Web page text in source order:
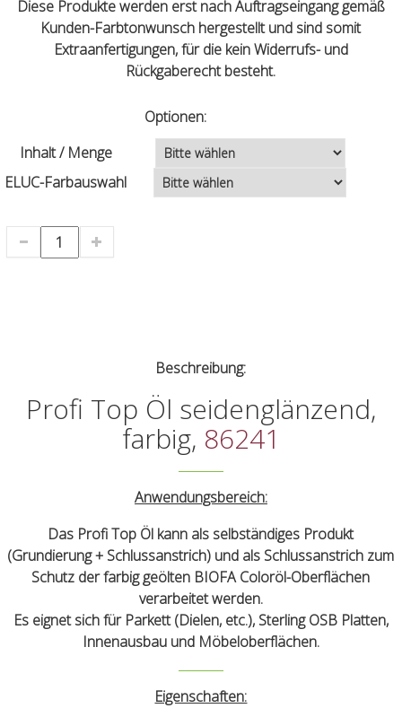
Diese Produkte werden erst nach Auftragseingang gemäß
Kunden-Farbtonwunsch hergestellt und sind somit
Extraanfertigungen, für die kein Widerrufs- und
Rückgaberecht besteht.
Optionen:
Inhalt / Menge
ELUC-Farbauswahl
Beschreibung:
Profi Top Öl seidenglänzend,
farbig, 86241
Anwendungsbereich:
Das Profi Top Öl kann als selbständiges Produkt
(Grundierung + Schlussanstrich) und als Schlussanstrich zum
Schutz der farbig geölten BIOFA Coloröl-Oberflächen
verarbeitet werden.
Es eignet sich für Parkett (Dielen, etc.), Sterling OSB Platten,
Innenausbau und Möbeloberflächen.
Eigenschaften: